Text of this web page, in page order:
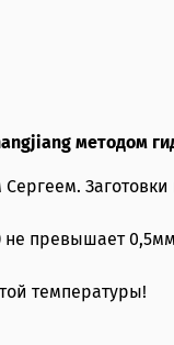
методом
превышает
температуры!